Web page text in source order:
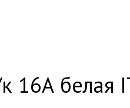
16А белая